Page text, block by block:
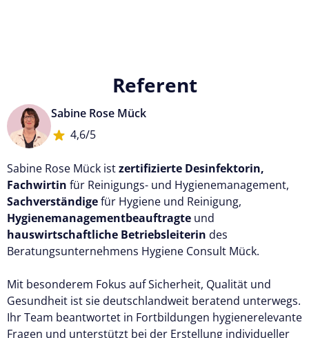
Referent
Sabine Rose Mück
4,6/5
Sabine Rose Mück istzertifizierte Desinfektorin,
Fachwirtin für Reinigungs- und Hygienemanagement,
Sachverständigefür Hygiene und Reinigung,
Hygienemanagementbeauftragte und
hauswirtschaftliche Betriebsleiterin des
Beratungsunternehmens Hygiene Consult Mück.
Mit besonderem Fokus auf Sicherheit, Qualität und
Gesundheit ist sie deutschlandweit beratend unterwegs.
Ihr Team beantwortet in Fortbildungen hygienerelevante
Fragen und unterstützt bei der Erstellung individueller